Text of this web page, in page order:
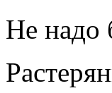
Не надо